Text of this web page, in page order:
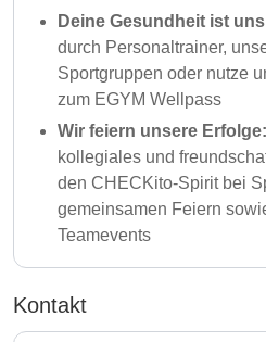
Deine Gesundheit ist
durch Personaltrainer,
Sportgruppen oder nutze
zum EGYM Wellpass
Wir feiern unsere Erfolge:
kollegiales und
den CHECKito-Spirit bei
gemeinsamen Feiern
Teamevents
Kontakt